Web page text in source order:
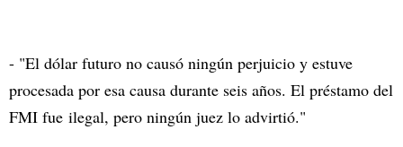
- "El dólar futuro no causó ningún perjuicio y estuve
procesada por esa causa durante seis años. El préstamo del
FMI fue ilegal, pero ningún juez lo advirtió."